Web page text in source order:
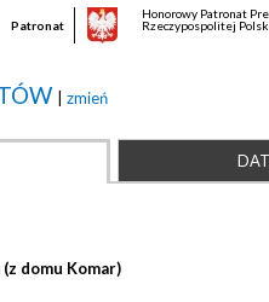
Patronat
Honorowy Patronat
Rzeczypospolitej
zmień
domu Komar)